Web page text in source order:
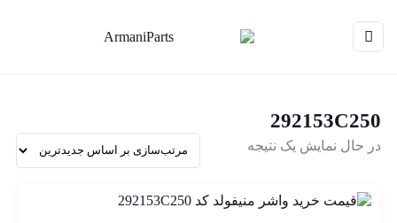
292153C250
در حال نمایش یک نتیجه